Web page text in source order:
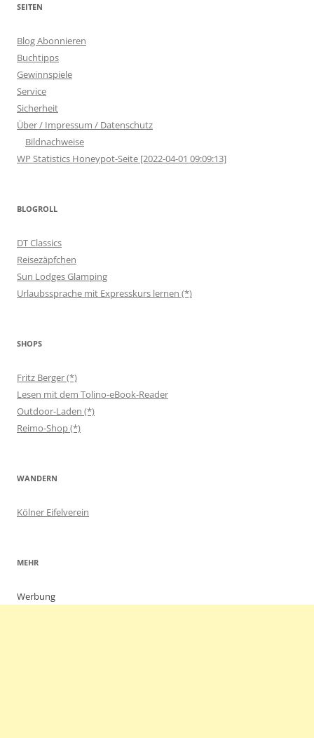
SEITEN
Blog Abonnieren
Buchtipps
Gewinnspiele
Service
Sicherheit
Über / Impressum / Datenschutz
Bildnachweise
WP Statistics Honeypot-Seite [2022-04-01 09:09:13]
BLOGROLL
DT Classics
Reisezäpfchen
Sun Lodges Glamping
Urlaubssprache mit Expresskurs lernen (*)
SHOPS
Fritz Berger (*)
Lesen mit dem Tolino-eBook-Reader
Outdoor-Laden (*)
Reimo-Shop (*)
WANDERN
Kölner Eifelverein
MEHR
Werbung